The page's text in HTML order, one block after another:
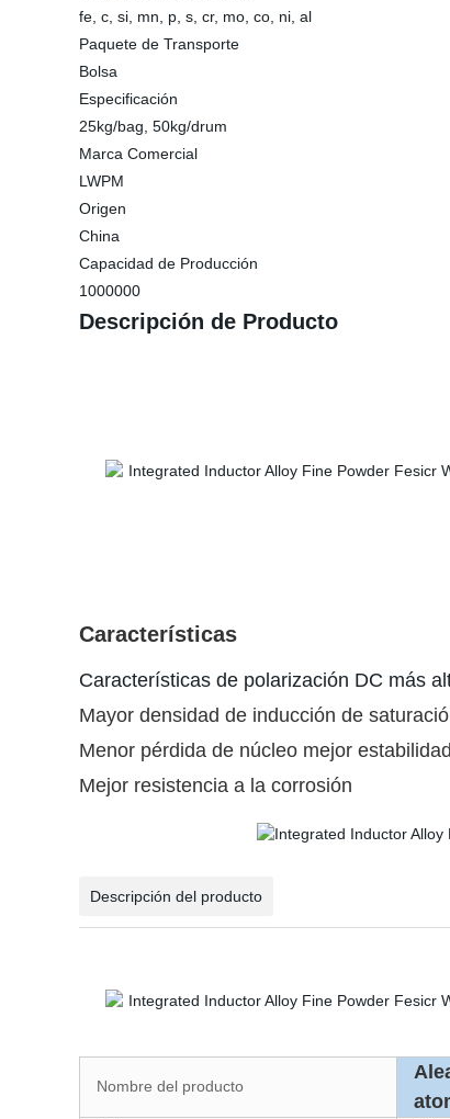
fe, c, si, mn, p, s, cr, mo, co, ni, al
Paquete de Transporte
Bolsa
Especificación
25kg/bag, 50kg/drum
Marca Comercial
LWPM
Origen
China
Capacidad de Producción
1000000
Descripción de Producto
Características
Características de polarización DC más
Mayor densidad de inducción de
Menor pérdida de núcleo mejor
Mejor resistencia a la corrosión
Descripción del producto
Nombre del producto